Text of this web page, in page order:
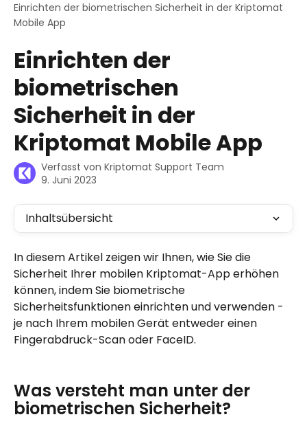
Einrichten der biometrischen Sicherheit in der Kriptomat
Mobile App
Einrichten der
biometrischen
Sicherheit in der
Kriptomat Mobile App
Verfasst von Kriptomat Support Team
9. Juni 2023
Inhaltsübersicht
In diesem Artikel zeigen wir Ihnen, wie Sie die
Sicherheit Ihrer mobilen Kriptomat-App erhöhen
können, indem Sie biometrische
Sicherheitsfunktionen einrichten und verwenden -
je nach Ihrem mobilen Gerät entweder einen
Fingerabdruck-Scan oder FaceID.
Was versteht man unter der
biometrischen Sicherheit?